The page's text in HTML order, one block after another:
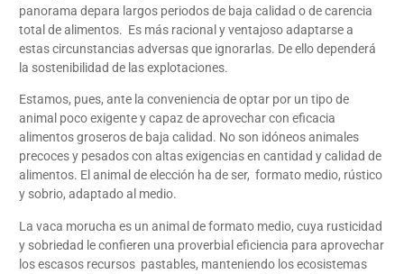
panorama depara largos periodos de baja calidad o de carencia
total de alimentos. Es más racional y ventajoso adaptarse a
estas circunstancias adversas que ignorarlas. De ello dependerá
la sostenibilidad de las explotaciones.
Estamos, pues, ante la conveniencia de optar por un tipo de
animal poco exigente y capaz de aprovechar con eficacia
alimentos groseros de baja calidad. No son idóneos animales
precoces y pesados con altas exigencias en cantidad y calidad de
alimentos. El animal de elección ha de ser, formato medio, rústico
y sobrio, adaptado al medio.
La vaca morucha es un animal de formato medio, cuya rusticidad
y sobriedad le confieren una proverbial eficiencia para aprovechar
los escasos recursos pastables, manteniendo los ecosistemas